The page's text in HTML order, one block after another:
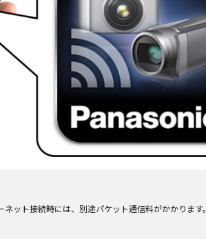
ット接続時には、別途パケット通信料がかかります。